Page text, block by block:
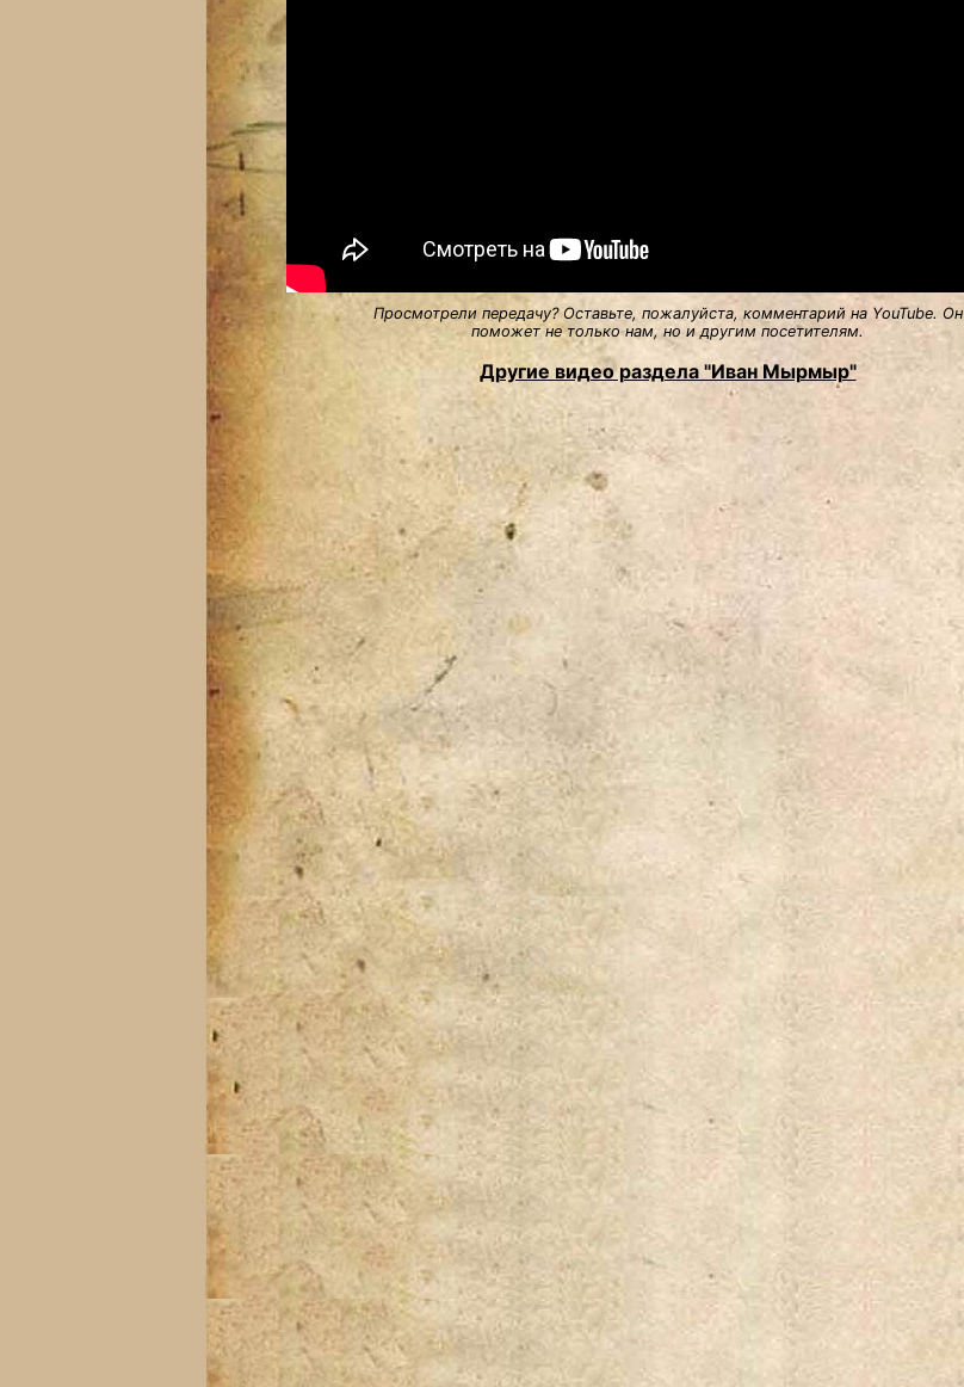
Просмотрели передачу? Оставьте, пожалуйста, комментарий на YouTube. Он
поможет не только нам, но и другим посетителям.
Другие видео раздела "Иван Мырмыр"